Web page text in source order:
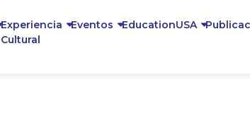
Experiencia
Cultural
Eventos EducationUSA